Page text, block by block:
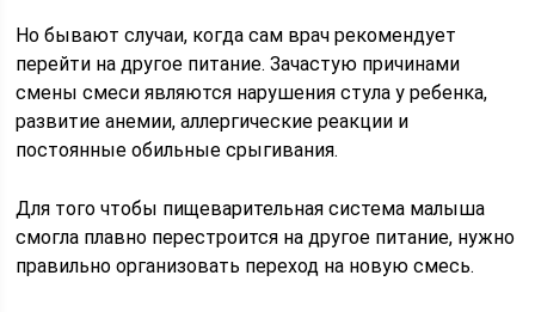
Но бывают случаи, когда сам врач рекомендует
перейти на другое питание. Зачастую причинами
смены смеси являются нарушения стула у ребенка,
развитие анемии, аллергические реакции и
постоянные обильные срыгивания.
Для того чтобы пищеварительная система малыша
смогла плавно перестроится на другое питание, нужно
правильно организовать переход на новую смесь.